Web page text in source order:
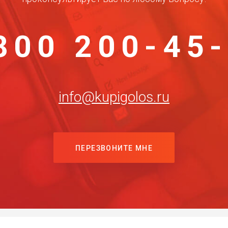
200-
info@kupigolos.ru
ПЕРЕЗВОНИТЕ МНЕ